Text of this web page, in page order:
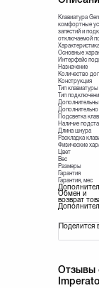
Клавиатура
комфортные
запястий и
отключаемой
Основные
Интерфейс
Назначение
Количество
Конструкция
Тип клавиатуры
Тип
Дополнительно
Подсветка
Наличие
Длина шнура
Раскладка
Физические
Цвет
Вес
Размеры
Гарантия
Гарантия, мес
Обмен и
возврат
Поделится
Отзывы